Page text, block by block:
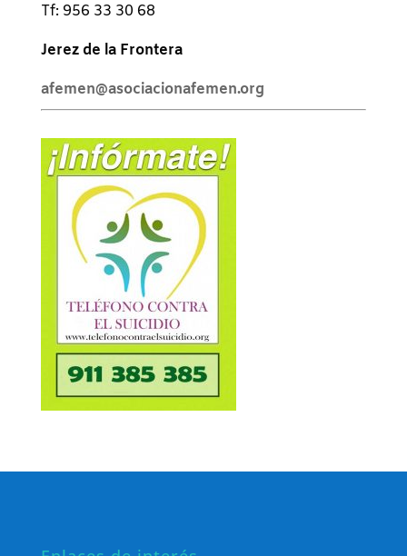
Tf: 956 33 30 68
Jerez de la Frontera
afemen@asociacionafemen.org